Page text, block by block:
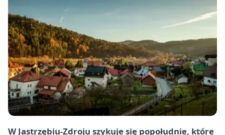
W Jastrzębiu-Zdroju szykuje się popołudnie, które